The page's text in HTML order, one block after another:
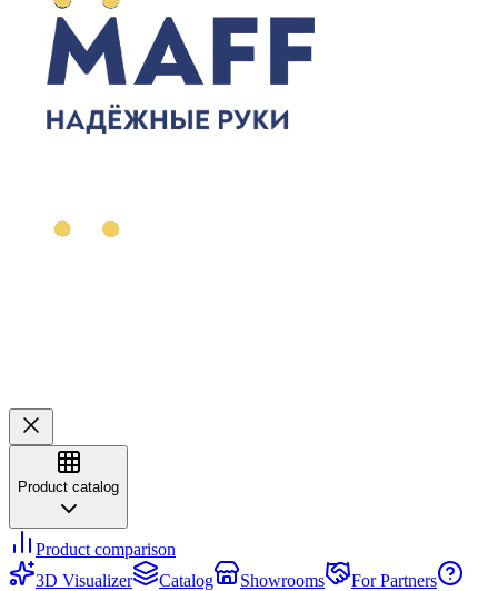
Product catalog
Product comparison
3D Visualizer
Catalog Showrooms
For Partners